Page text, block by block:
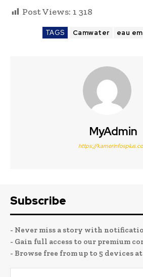
Post Views: 1 318
TAGS Camwater eau
MyAdmin
https://
Subscribe
- Never miss a story with
- Gain full access to our premium
- Browse free from up to 5 devices